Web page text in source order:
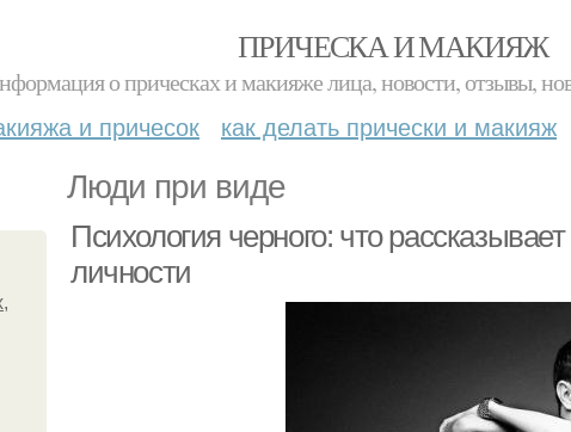
ПРИЧЕСКА И МАКИЯЖ
о прическах и макияже лица, новости, отзывы,
и причесок как делать прически и макияж
Люди при виде
Психология черного: что
личности